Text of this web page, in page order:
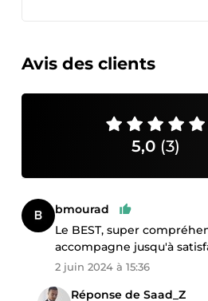
Avis des clients
5,0 (3)
bmourad
Le BEST, super
accompagne jusqu'à
2 juin 2024 à 15:36
Réponse de Saad_Z